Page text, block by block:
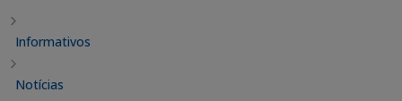
Informativos
Notícias